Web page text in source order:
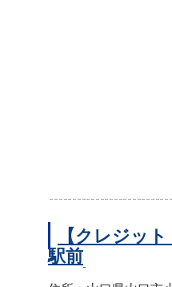
【クレジッ
駅前